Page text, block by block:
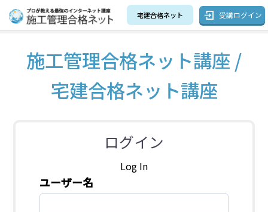
宅建合格ネット 受講ログイン
施工管理合格ネット講座 /
宅建合格ネット講座
ログイン
Log In
ユーザー名